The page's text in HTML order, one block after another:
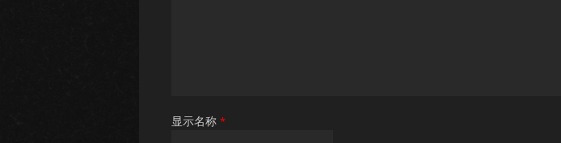
显示名称 *